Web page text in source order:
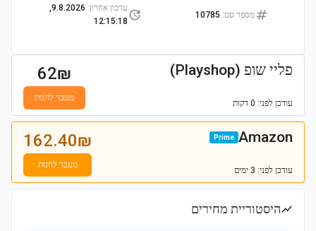
מספר סט:
10785
עדכון אחרון:
9.8.2026,
12:15:18
פליי שופ (Playshop)
עודכן לפני: 0 דקות
62₪
מעבר לחנות
Amazon
Prime
עודכן לפני: 3 ימים
162.40₪
מעבר לחנות
היסטוריית מחירים